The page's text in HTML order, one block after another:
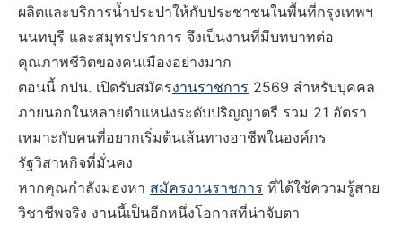
ผลิตและบริการน้ำประปาให้กับประชาชนในพื้นที่กรุงเทพฯ
นนทบุรี และสมุทรปราการ จึงเป็นงานที่มีบทบาทต่อ
คุณภาพชีวิตของคนเมืองอย่างมาก
ตอนนี้ กปน. เปิดรับสมัครงานราชการ 2569 สำหรับบุคคล
ภายนอกในหลายตำแหน่งระดับปริญญาตรี รวม 21 อัตรา
เหมาะกับคนที่อยากเริ่มต้นเส้นทางอาชีพในองค์กร
รัฐวิสาหกิจที่มั่นคง
หากคุณกำลังมองหา สมัครงานราชการ ที่ได้ใช้ความรู้สาย
วิชาชีพจริง งานนี้เป็นอีกหนึ่งโอกาสที่น่าจับตา